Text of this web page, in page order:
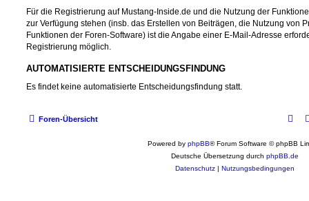
Für die Registrierung auf Mustang-Inside.de und die Nutzung der
zur Verfügung stehen (insb. das Erstellen von Beiträgen, die Nutzung von
Funktionen der Foren-Software) ist die Angabe einer E-Mail-Adresse
Registrierung möglich.
AUTOMATISIERTE ENTSCHEIDUNGSFINDUNG
Es findet keine automatisierte Entscheidungsfindung statt.
Foren-Übersicht
Powered by phpBB® Forum Software © phpBB
Deutsche Übersetzung durch phpBB.de
Datenschutz | Nutzungsbedingungen